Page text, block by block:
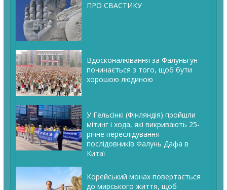
ПРО СВАСТИКУ
Вдосконалювання за Фалуньгун
починається з того, щоб бути
хорошою людиною
У Гельсінкі (Фінляндія) пройшли
мітинг і хода, які викривають 25-
річне переслідування
послідовників Фалунь Дафа в
Китаї
Корейський монах повертається
до мирського життя, щоб